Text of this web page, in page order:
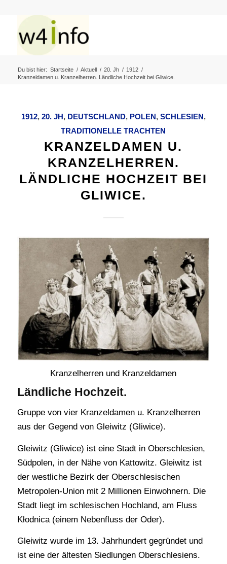
Du bist hier: Startseite / Aktuell / 20. Jh / 1912 /
Kranzeldamen u. Kranzelherren. Ländliche Hochzeit bei Gliwice.
1912, 20. JH, DEUTSCHLAND, POLEN, SCHLESIEN,
TRADITIONELLE TRACHTEN
KRANZELDAMEN U.
KRANZELHERREN.
LÄNDLICHE HOCHZEIT BEI
GLIWICE.
Kranzelherren und Kranzeldamen
Ländliche Hochzeit.
Gruppe von vier Kranzeldamen u. Kranzelherren
aus der Gegend von Gleiwitz (Gliwice).
Gleiwitz (Gliwice) ist eine Stadt in Oberschlesien,
Südpolen, in der Nähe von Kattowitz. Gleiwitz ist
der westliche Bezirk der Oberschlesischen
Metropolen-Union mit 2 Millionen Einwohnern. Die
Stadt liegt im schlesischen Hochland, am Fluss
Kłodnica (einem Nebenfluss der Oder).
Gleiwitz wurde im 13. Jahrhundert gegründet und
ist eine der ältesten Siedlungen Oberschlesiens.